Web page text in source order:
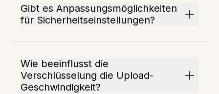
Gibt es Anpassungsmöglichkeiten
für Sicherheitseinstellungen?
Wie beeinflusst die
Verschlüsselung die Upload-
Geschwindigkeit?